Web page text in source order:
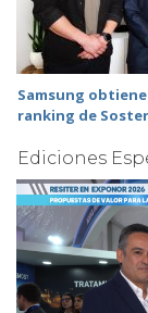
Samsung
ranking de
Ediciones